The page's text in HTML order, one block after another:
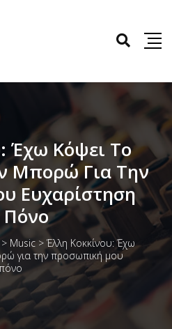
Έχω Κόψει Το
Μπορώ Για Την
Ευχαρίστηση
> Music > Έλλη Κοκκίνου: Έχω
για την προσωπική μου